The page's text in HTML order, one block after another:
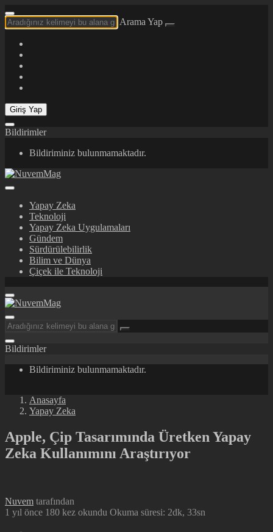
Arama Yap
Giriş Yap
Bildirimler
Bildiriminiz bulunmamaktadır.
Yapay Zeka
Teknoloji
Yapay Zeka Uygulamaları
Gündem
Sürdürülebilirlik
Bilim ve Dünya
Çiçek ile Teknoloji
Bildirimler
Bildiriminiz bulunmamaktadır.
Anasayfa
Yapay Zeka
Apple, Çip Tasarımında Üretken Yapay
Zeka Kullanımını Araştırıyor
Nuvem tarafından
1 yıl önce 180 kez okundu Okuma süresi: 2dk, 33sn